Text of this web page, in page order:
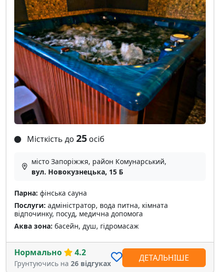
Місткість до 25 осіб
місто Запоріжжя, район Комунарський,
вул. Новокузнецька, 15 Б
Парна: фінська сауна
Послуги: адміністратор, вода питна, кімната
відпочинку, посуд, медична допомога
Аква зона: басейн, душ, гідромасаж
Нормально 4.2
Грунтуючись на 26 відгуках
ДЕТАЛЬНІШЕ